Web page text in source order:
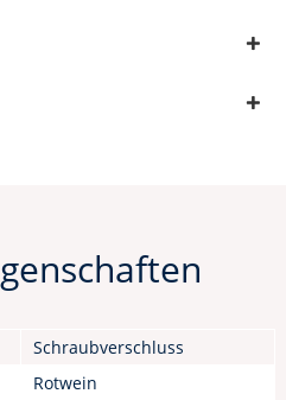
Schraubverschluss
Rotwein